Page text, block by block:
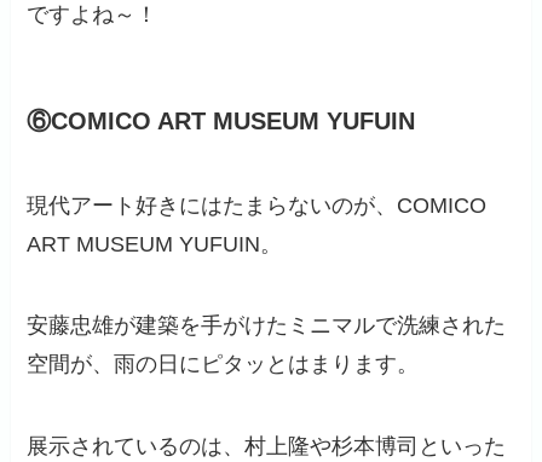
ですよね～！
⑥COMICO ART MUSEUM YUFUIN
現代アート好きにはたまらないのが、COMICO
ART MUSEUM YUFUIN。
安藤忠雄が建築を手がけたミニマルで洗練された
空間が、雨の日にピタッとはまります。
展示されているのは、村上隆や杉本博司といった